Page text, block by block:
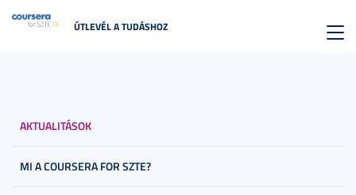
ÚTLEVÉL A TUDÁSHOZ
AKTUALITÁSOK
MI A COURSERA FOR SZTE?